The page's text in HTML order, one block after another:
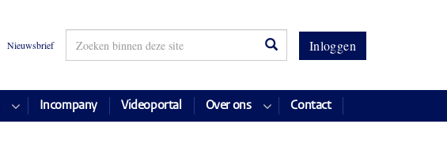
Inloggen
Nieuwsbrief
Incompany Videoportal Over ons Contact